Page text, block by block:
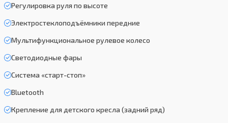
Регулировка руля по высоте
Электростеклоподъёмники передние
Мультифункциональное рулевое колесо
Светодиодные фары
Система «старт-стоп»
Bluetooth
Крепление для детского кресла (задний ряд)